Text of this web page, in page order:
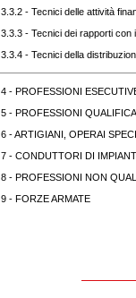
3.3.2 - Tecnici delle attività
3.3.3 - Tecnici dei rapporti con
3.3.4 - Tecnici della
4 - PROFESSIONI
5 - PROFESSIONI
6 - ARTIGIANI, OPERAI
7 - CONDUTTORI DI
8 - PROFESSIONI NON
9 - FORZE ARMATE